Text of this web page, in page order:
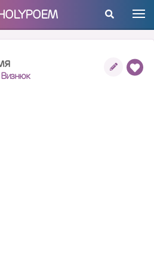
POEM